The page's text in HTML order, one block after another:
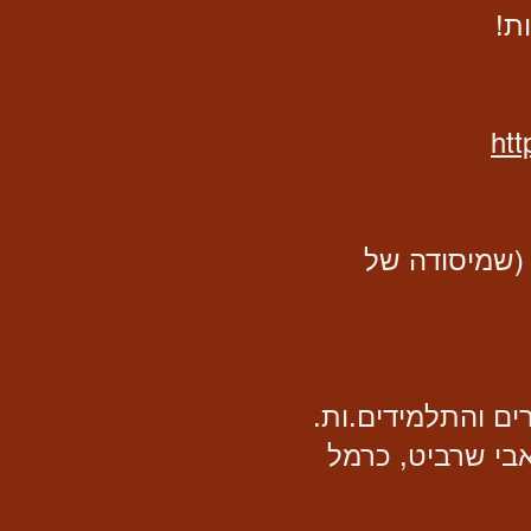
(שמיסודה של
והתלמידים.ות.
שרביט, כרמל